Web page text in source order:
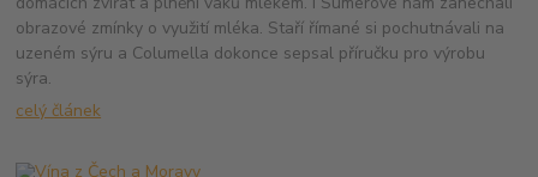
obrazové zmínky o využití mléka. Staří římané si pochutnávali na
uzeném sýru a Columella dokonce sepsal příručku pro výrobu
sýra.
celý článek